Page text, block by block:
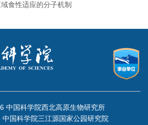
食性适应的分子机制
中国科学院西北高原生物研究所
中国科学院三江源国家公园研究院